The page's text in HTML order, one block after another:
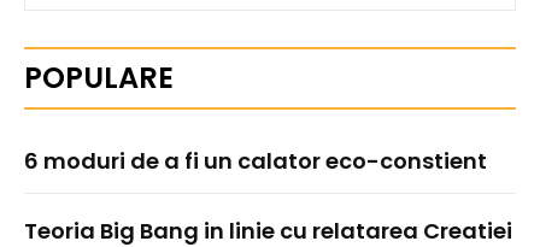
POPULARE
6 moduri de a fi un calator eco-constient
Teoria Big Bang in linie cu relatarea Creatiei